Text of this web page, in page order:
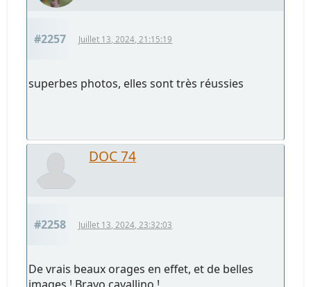
#2257 Juillet 13, 2024, 21:15:19
superbes photos, elles sont très réussies
DOC 74
#2258 Juillet 13, 2024, 23:32:03
De vrais beaux orages en effet, et de belles
images ! Bravo cavallino !